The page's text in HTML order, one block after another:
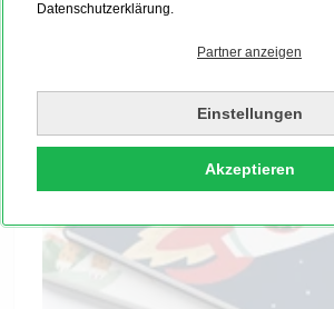
Datenschutzerklärung.
Partner anzeigen
Einstellungen
Akzeptieren